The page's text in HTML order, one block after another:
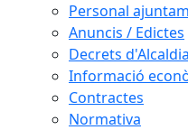
Personal
Anuncis / Edictes
Decrets d'Alcaldia
Informació
Contractes
Normativa